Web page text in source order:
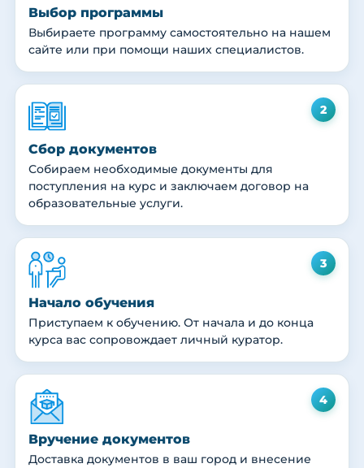
Выбор программы
Выбираете программу самостоятельно на нашем
сайте или при помощи наших специалистов.
2
Сбор документов
Собираем необходимые документы для
поступления на курс и заключаем договор на
образовательные услуги.
3
Начало обучения
Приступаем к обучению. От начала и до конца
курса вас сопровождает личный куратор.
4
Вручение документов
Доставка документов в ваш город и внесение